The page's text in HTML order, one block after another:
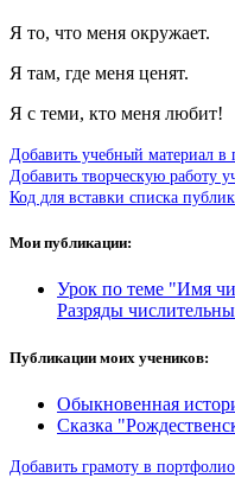
Я то, что меня окружает.
Я там, где меня ценят.
Я с теми, кто меня любит!
Добавить учебный материал в
Добавить творческую работу
Код для вставки списка
Мои публикации:
Урок по теме "Имя
Разряды
Публикации моих учеников:
Обыкновенная
Сказка
Добавить грамоту в портфолио